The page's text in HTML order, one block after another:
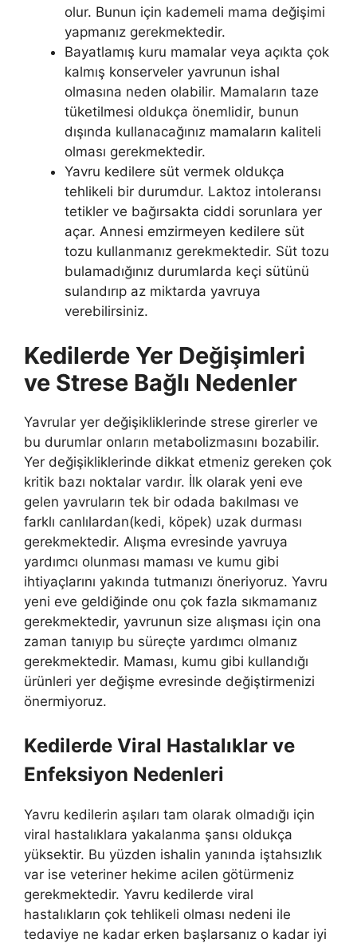
olur. Bunun için kademeli mama değişimi
yapmanız gerekmektedir.
Bayatlamış kuru mamalar veya açıkta çok
kalmış konserveler yavrunun ishal
olmasına neden olabilir. Mamaların taze
tüketilmesi oldukça önemlidir, bunun
dışında kullanacağınız mamaların kaliteli
olması gerekmektedir.
Yavru kedilere süt vermek oldukça
tehlikeli bir durumdur. Laktoz intoleransı
tetikler ve bağırsakta ciddi sorunlara yer
açar. Annesi emzirmeyen kedilere süt
tozu kullanmanız gerekmektedir. Süt tozu
bulamadığınız durumlarda keçi sütünü
sulandırıp az miktarda yavruya
verebilirsiniz.
Kedilerde Yer Değişimleri
ve Strese Bağlı Nedenler
Yavrular yer değişikliklerinde strese girerler ve
bu durumlar onların metabolizmasını bozabilir.
Yer değişikliklerinde dikkat etmeniz gereken çok
kritik bazı noktalar vardır. İlk olarak yeni eve
gelen yavruların tek bir odada bakılması ve
farklı canlılardan(kedi, köpek) uzak durması
gerekmektedir. Alışma evresinde yavruya
yardımcı olunması maması ve kumu gibi
ihtiyaçlarını yakında tutmanızı öneriyoruz. Yavru
yeni eve geldiğinde onu çok fazla sıkmamanız
gerekmektedir, yavrunun size alışması için ona
zaman tanıyıp bu süreçte yardımcı olmanız
gerekmektedir. Maması, kumu gibi kullandığı
ürünleri yer değişme evresinde değiştirmenizi
önermiyoruz.
Kedilerde Viral Hastalıklar ve
Enfeksiyon Nedenleri
Yavru kedilerin aşıları tam olarak olmadığı için
viral hastalıklara yakalanma şansı oldukça
yüksektir. Bu yüzden ishalin yanında iştahsızlık
var ise veteriner hekime acilen götürmeniz
gerekmektedir. Yavru kedilerde viral
hastalıkların çok tehlikeli olması nedeni ile
tedaviye ne kadar erken başlarsanız o kadar iyi